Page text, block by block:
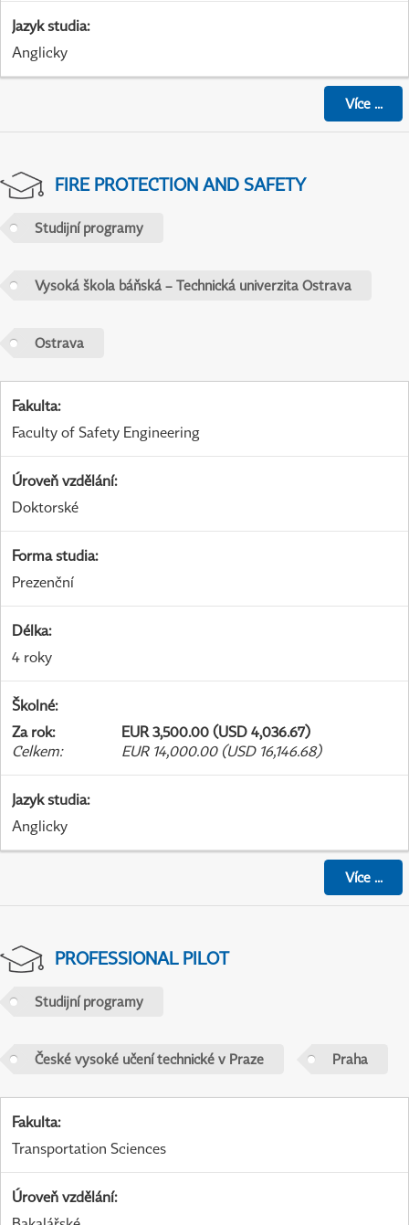
Jazyk studia:
Anglicky
Více...
FIRE PROTECTION AND SAFETY
Studijní programy
Vysoká škola báňská – Technická univerzita Ostrava
Ostrava
Fakulta:
Faculty of Safety Engineering
Úroveň vzdělání:
Doktorské
Forma studia:
Prezenční
Délka:
4 roky
Školné:
Za rok:
EUR 3,500.00 (USD 4,036.67)
Celkem: EUR 14,000.00 (USD 16,146.68)
Jazyk studia:
Anglicky
Více...
PROFESSIONAL PILOT
Studijní programy
České vysoké učení technické v Praze Praha
Fakulta:
Transportation Sciences
Úroveň vzdělání: